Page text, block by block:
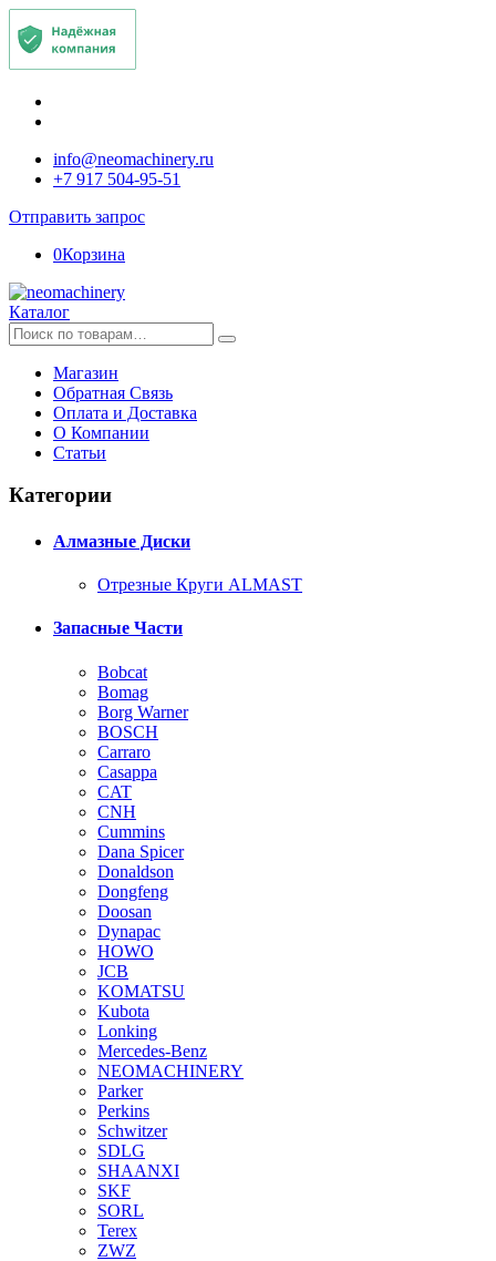
info@neomachinery.ru
+7 917 504-95-51
Отправить запрос
0Корзина
Каталог
Искать:
Магазин
Обратная Связь
Оплата и Доставка
О Компании
Статьи
Категории
Алмазные Диски
Отрезные Круги ALMAST
Запасные Части
Bobcat
Bomag
Borg Warner
BOSCH
Carraro
Casappa
CAT
CNH
Cummins
Dana Spicer
Donaldson
Dongfeng
Doosan
Dynapac
HOWO
JCB
KOMATSU
Kubota
Lonking
Mercedes-Benz
NEOMACHINERY
Parker
Perkins
Schwitzer
SDLG
SHAANXI
SKF
SORL
Terex
ZWZ